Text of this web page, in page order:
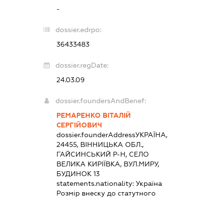
-
dossier.edrpo:
36433483
dossier.regDate:
24.03.09
dossier.foundersAndBenef:
РЕМАРЕНКО ВІТАЛІЙ
СЕРГІЙОВИЧ
dossier.founderAddressУКРАЇНА,
24455, ВІННИЦЬКА ОБЛ.,
ГАЙСИНСЬКИЙ Р-Н, СЕЛО
ВЕЛИКА КИРІЇВКА, ВУЛ.МИРУ,
БУДИНОК 13
statements.nationality:Україна
Розмір внеску до статутного